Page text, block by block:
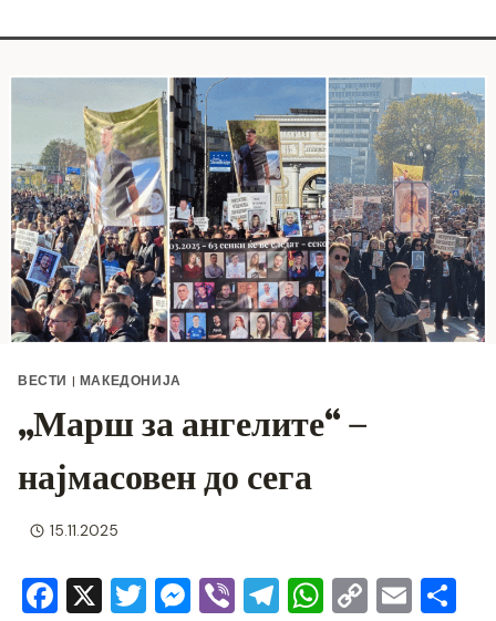
ВЕСТИ | МАКЕДОНИЈА
„Марш за ангелите“ –
најмасовен до сега
15.11.2025
F X T M Vi T W C E